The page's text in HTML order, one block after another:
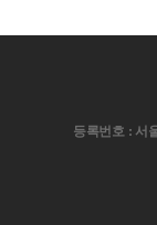
등록번호 : 서